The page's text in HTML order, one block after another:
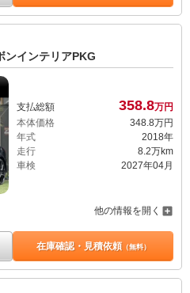
ンインテリアPKG
支払総額 358.8万円
本体価格
348.8万円
年式
2018年
走行
8.2万km
車検
2027年04月
他の情報を開く
在庫確認・見積依頼（無料）